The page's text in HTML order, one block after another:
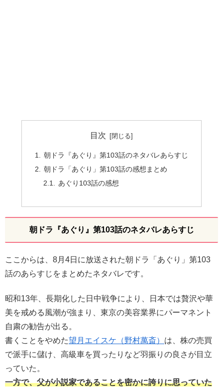
目次
朝ドラ『あぐり』第103話のネタバレあらすじ
朝ドラ「あぐり」第103話の感想まとめ
あぐり103話の感想
朝ドラ『あぐり』第103話のネタバレあらすじ
ここからは、8月4日に放送された朝ドラ「あぐり」第103
話のあらすじをまとめたネタバレです。
昭和13年、長期化した日中戦争により、日本では贅沢や華
美を戒める風潮が強まり、東京の美容業界にパーマネント
自粛の勧告が出る。
書くことをやめた望月エイスケ（野村萬斎） は、株の売買
で派手に儲け、高級車を買ったりなど羽振りの良さが目立
っていた。
一方で、父が小説家であることを密かに誇りに思っていた